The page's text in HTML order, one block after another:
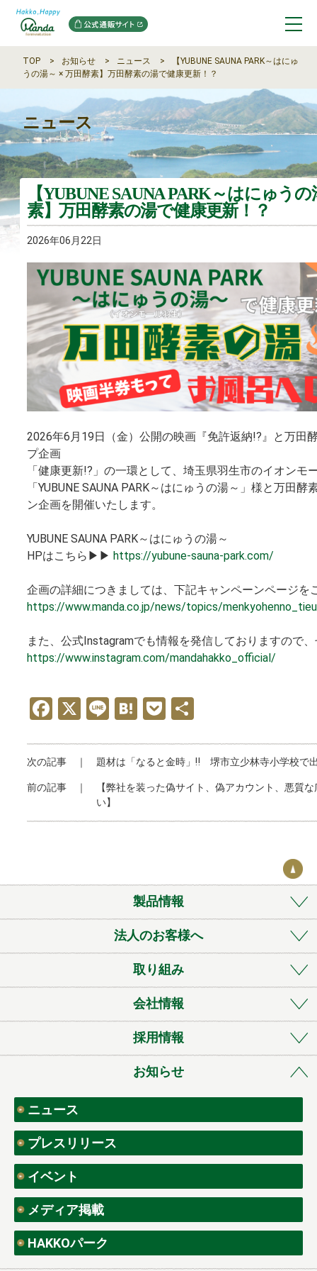
TOP お知らせ ニュース
【YUBUNE SAUNA PARK～はにゅ
うの湯～ × 万田酵素】万田酵素の湯で健康更新！？
ニュース
【YUBUNE SAUNA PARK～はにゅう
素】万田酵素の湯で健康更新！？
2026年06月22日
2026年6月19日（金）公開の映画『免許返納!?』と万田
プ企画
「健康更新!?」の一環として、埼玉県羽生市のイオンモ
「YUBUNE SAUNA PARK～はにゅうの湯～」様と万田酵
ン企画を開催いたします。
YUBUNE SAUNA PARK～はにゅうの湯～
HPはこちら▶▶ https://yubune-sauna-park.com/
企画の詳細につきましては、下記キャンペーンページを
https://www.manda.co.jp/news/topics/
また、公式Instagramでも情報を発信しておりますので
https://www.instagram.com/mandahakko_official/
F
a
ce
b
o
o
X Li
n
e
H
at
e
n
a
P
o
ck
et
共
次の記事 ｜ 題材は「なると金時」‼ 堺市立少林寺小学校で
前の記事 ｜
【弊社を装った偽サイト、偽アカウント、悪質
い】
製品情報
法人のお客様へ
取り組み
会社情報
採用情報
お知らせ
ニュース
プレスリリース
イベント
メディア掲載
HAKKOパーク